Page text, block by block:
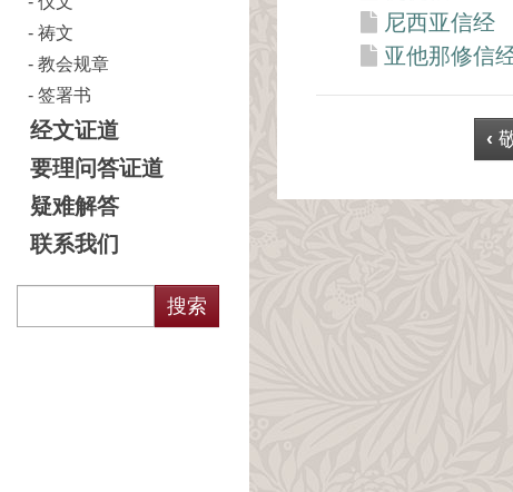
祷文
教会规章
签署书
经文证道
要理问答证道
疑难解答
联系我们
尼西亚信经
亚他那修信
‹